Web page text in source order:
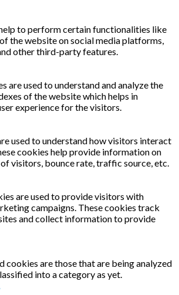
to perform certain functionalities like
the website on social media platforms,
other third-party features.
are used to understand and analyze the
of the website which helps in
experience for the visitors.
used to understand how visitors interact
cookies help provide information on
visitors, bounce rate, traffic source, etc.
are used to provide visitors with
campaigns. These cookies track
and collect information to provide
cookies are those that are being analyzed
into a category as yet.